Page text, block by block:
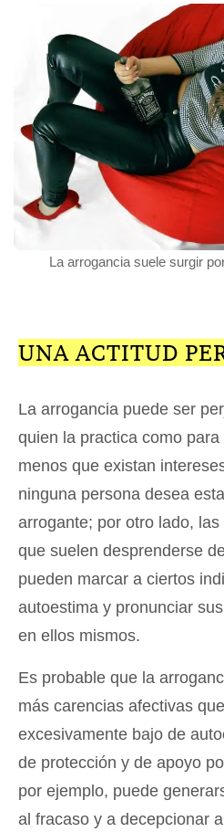
La arrogancia suele surgir
UNA ACTITUD
La arrogancia puede ser
quien la practica como
menos que existan
ninguna persona desea
arrogante; por otro lado,
que suelen desprenderse
pueden marcar a ciertos
autoestima y pronunciar
en ellos mismos.
Es probable que la
más carencias afectivas
excesivamente bajo de
de protección y de apoyo
por ejemplo, puede
al fracaso y a decepcionar